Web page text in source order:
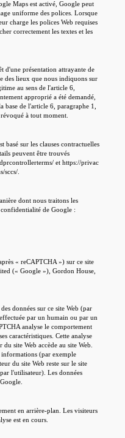
Maps est activé, Google peut
uniforme des polices. Lorsque
charge les polices Web requises
correctement les textes et les
d'une présentation attrayante de
des lieux que nous indiquons sur
au sens de l'article 6,
approprié a été demandé,
base de l'article 6, paragraphe 1,
à tout moment.
basé sur les clauses contractuelles
peuvent être trouvés
et https://privac
sccs/.
dont nous traitons les
de Google :
« reCAPTCHA ») sur ce site
(« Google »), Gordon House,
données sur ce site Web (par
par un humain ou par un
analyse le comportement
caractéristiques. Cette analyse
site Web accède au site Web.
informations (par exemple
du site Web reste sur le site
l'utilisateur). Les données
en arrière-plan. Les visiteurs
est en cours.